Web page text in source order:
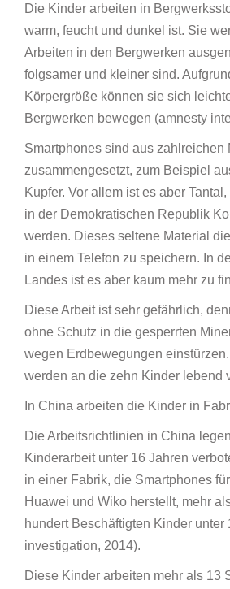
Die Kinder arbeiten in
warm, feucht und dunkel ist. Sie
Arbeiten in den Bergwerken
folgsamer und kleiner sind.
Körpergröße können sie sich
Bergwerken bewegen (amnesty
Smartphones sind aus zahlreichen
zusammengesetzt, zum Beispiel
Kupfer. Vor allem ist es aber
in der Demokratischen Republik
werden. Dieses seltene Material
in einem Telefon zu speichern. In
Landes ist es aber kaum mehr zu
Diese Arbeit ist sehr gefährlich,
ohne Schutz in die gesperrten
wegen Erdbewegungen
werden an die zehn Kinder lebend
In China arbeiten die Kinder in
Die Arbeitsrichtlinien in China
Kinderarbeit unter 16 Jahren
in einer Fabrik, die Smartphones
Huawei und Wiko herstellt, mehr
hundert Beschäftigten Kinder unter
investigation, 2014).
Diese Kinder arbeiten mehr als 13